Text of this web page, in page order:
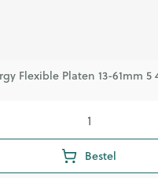
Flexible Platen 13-61mm 5
Bestel